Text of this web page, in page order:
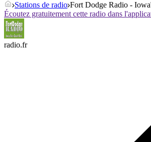
Stations de radio Fort Dodge Radio -
Écoutez gratuitement cette radio dans
radio.fr